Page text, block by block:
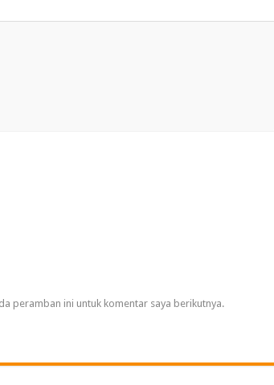
peramban ini untuk komentar saya berikutnya.